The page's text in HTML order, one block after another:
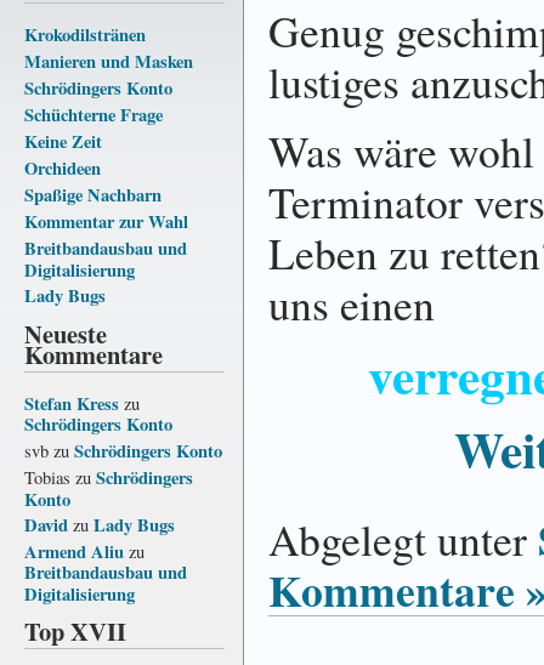
Krokodilstränen
Manieren und Masken
Schrödingers Konto
Schüchterne Frage
Keine Zeit
Orchideen
Spaßige Nachbarn
Kommentar zur Wahl
Breitbandausbau und
Digitalisierung
Lady Bugs
Neueste
Kommentare
Stefan Kress zu
Schrödingers Konto
svb zu Schrödingers Konto
Tobias zu Schrödingers
Konto
David zu Lady Bugs
Armend Aliu zu
Breitbandausbau und
Digitalisierung
Top XVII
Genug
lustiges
Was wäre
Terminator
Leben zu
uns einen
Abgelegt unter
Kommentare